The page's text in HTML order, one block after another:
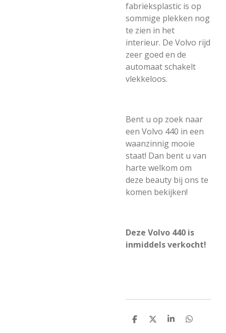
fabrieksplastic is op
sommige plekken nog
te zien in het
interieur. De Volvo rijd
zeer goed en de
automaat schakelt
vlekkeloos.
Bent u op zoek naar
een Volvo 440 in een
waanzinnig mooie
staat! Dan bent u van
harte welkom om
deze beauty bij ons te
komen bekijken!
Deze Volvo 440 is
inmiddels verkocht!
D
D
S
D